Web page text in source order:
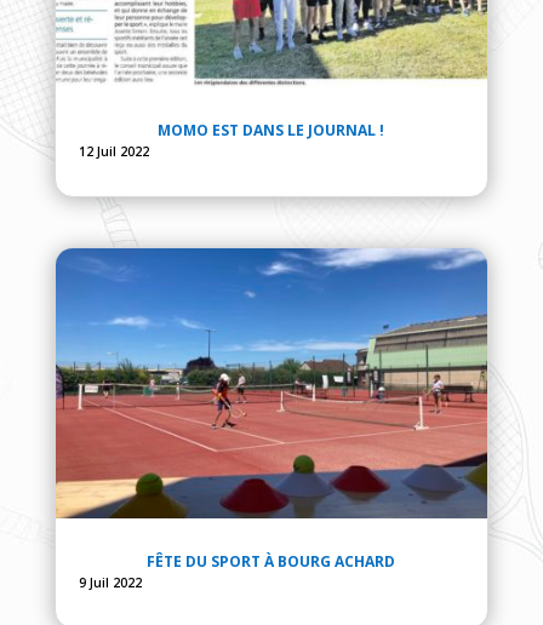
MOMO EST DANS LE JOURNAL !
12 Juil 2022
FÊTE DU SPORT À BOURG ACHARD
9 Juil 2022